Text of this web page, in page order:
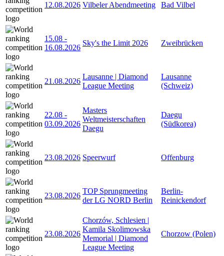
12.08.2026 Vilbeler Abendmeeting Bad Vilbel
15.08 -
16.08.2026
Sky's the Limit 2026 Zweibrücken
21.08.2026
Lausanne | Diamond
League Meeting
Lausanne
(Schweiz)
22.08 -
03.09.2026
Masters
Weltmeisterschaften
Daegu
Daegu
(Südkorea)
23.08.2026 Speerwurf Offenburg
23.08.2026
TOP Sprungmeeting
der LG NORD Berlin
Berlin-
Reinickendorf
23.08.2026
Chorzów, Schlesien |
Kamila Skolimowska
Memorial | Diamond
League Meeting
Chorzow (Polen)